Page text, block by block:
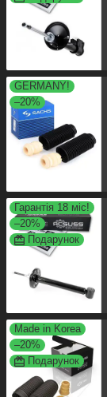
GERMANY!
–20%
Гарантія 18 міс!
–20%
Подарунок
Made in Korea
–20%
Подарунок